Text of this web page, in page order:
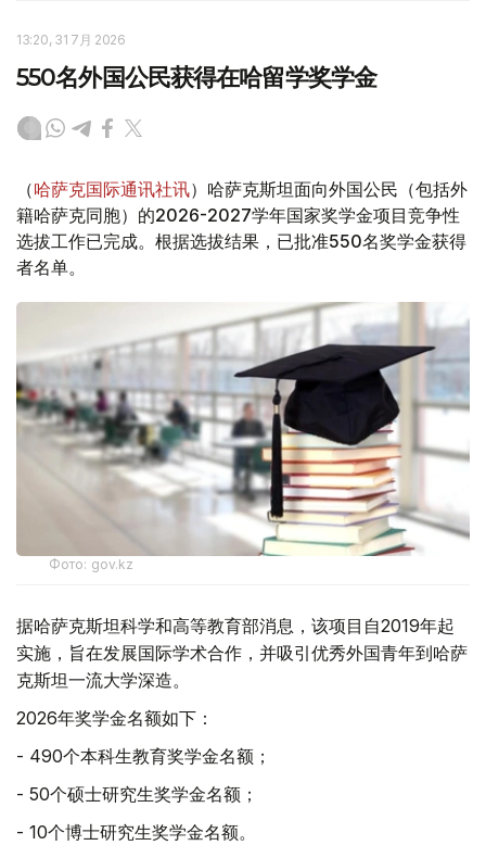
13:20, 31 7月 2026
550名外国公民获得在哈留学奖学金
（哈萨克国际通讯社讯）哈萨克斯坦面向外国公民（包括外
籍哈萨克同胞）的2026-2027学年国家奖学金项目竞争性
选拔工作已完成。根据选拔结果，已批准550名奖学金获得
者名单。
Фото: gov.kz
据哈萨克斯坦科学和高等教育部消息，该项目自2019年起
实施，旨在发展国际学术合作，并吸引优秀外国青年到哈萨
克斯坦一流大学深造。
2026年奖学金名额如下：
- 490个本科生教育奖学金名额；
- 50个硕士研究生奖学金名额；
- 10个博士研究生奖学金名额。